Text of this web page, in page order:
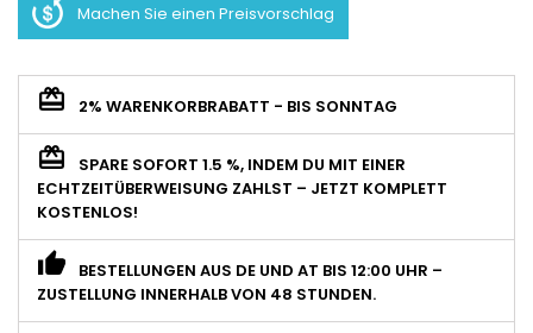
Machen Sie einen Preisvorschlag
2% WARENKORBRABATT - BIS SONNTAG
SPARE SOFORT 1.5 %, INDEM DU MIT EINER
ECHTZEITÜBERWEISUNG ZAHLST – JETZT KOMPLETT
KOSTENLOS!
BESTELLUNGEN AUS DE UND AT BIS 12:00 UHR –
ZUSTELLUNG INNERHALB VON 48 STUNDEN.